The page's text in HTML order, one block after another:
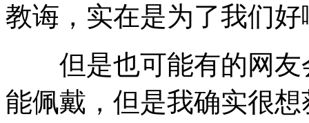
教诲，实在是为了我们好
但是也可能有的网友
能佩戴，但是我确实很